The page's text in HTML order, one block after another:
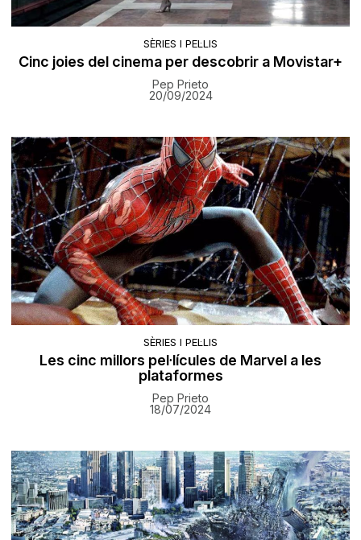
SÈRIES I PEL·LIS
Cinc joies del cinema per descobrir a Movistar+
Pep Prieto
20/09/2024
SÈRIES I PEL·LIS
Les cinc millors pel·lícules de Marvel a les
plataformes
Pep Prieto
18/07/2024